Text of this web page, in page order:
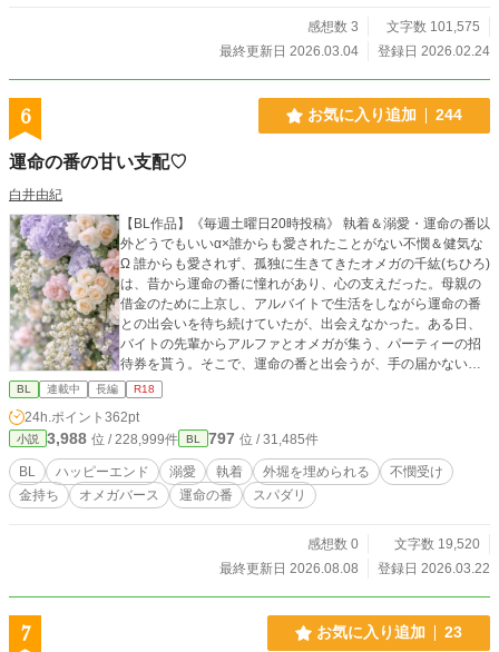
命の番と出会う—— ギャップ萌え×じれったさ×匂いフェチ全
開の、オメガバース転生BL。
感想数 3
文字数 101,575
最終更新日 2026.03.04
登録日 2026.02.24
6 お気に入り追加 244
運命の番の甘い支配♡
白井由紀
【BL作品】《毎週土曜日20時投稿》 執着＆溺愛・運命の番以
外どうでもいいα×誰からも愛されたことがない不憫＆健気な
Ω 誰からも愛されず、孤独に生きてきたオメガの千紘(ちひろ)
は、昔から運命の番に憧れがあり、心の支えだった。母親の
借金のために上京し、アルバイトで生活をしながら運命の番
との出会いを待ち続けていたが、出会えなかった。ある日、
バイトの先輩からアルファとオメガが集う、パーティーの招
待券を貰う。そこで、運命の番と出会うが、手の届かない存
在だということを知り、諦めていたところ、絡んできたアル
ファから運命の番に助けて貰った。 その後、ダンスに誘われ
踊った後、引き止められて発情してしまった。発情期中、優
しくしてもらったことに戸惑い、自分には不釣り合いだと感
じて逃げ出してしまう…… 不憫なオメガが運命の番と出会っ
て溺愛される、シンデレラストーリー♡ ★ハッピーエンド作
品です ※この作品は、BL作品です。苦手な方はそっと回れ右
させていただくことがありますのでご了承ください🙇‍♂️ ※フィ
クション作品です ※誤字脱字は見つけ次第訂正しますが、脳
BL 連載中 長編 R18
24h.ポイント 362pt
小説 3,988 位 / 228,999件 BL 797 位 / 31,485件
BL ハッピーエンド 溺愛 執着 外堀を埋められる
不憫受け
金持ち
オメガバース 運命の番 スパダリ
感想数 0
文字数 19,520
最終更新日 2026.08.08
登録日 2026.03.22
7 お気に入り追加 23